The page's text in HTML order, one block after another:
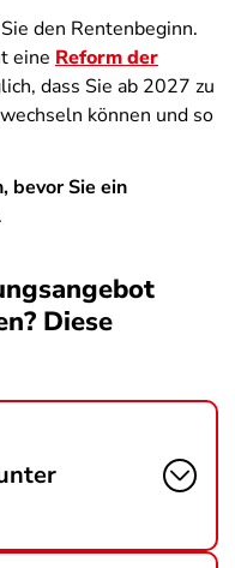
den Rentenbeginn.
eine Reform der
dass Sie ab 2027 zu
können und so
bevor Sie ein
.
Diese